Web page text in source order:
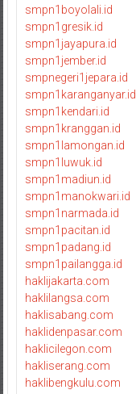
smpn1boyolali.id
smpn1gresik.id
smpn1jayapura.id
smpn1jember.id
smpnegeri1jepara.id
smpn1karanganyar.id
smpn1kendari.id
smpn1kranggan.id
smpn1lamongan.id
smpn1luwuk.id
smpn1madiun.id
smpn1manokwari.id
smpn1narmada.id
smpn1pacitan.id
smpn1padang.id
smpn1pailangga.id
haklijakarta.com
haklilangsa.com
haklisabang.com
haklidenpasar.com
haklicilegon.com
hakliserang.com
haklibengkulu.com